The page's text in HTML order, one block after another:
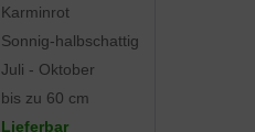
Karminrot
Sonnig-halbschattig
Juli - Oktober
bis zu 60 cm
Lieferbar